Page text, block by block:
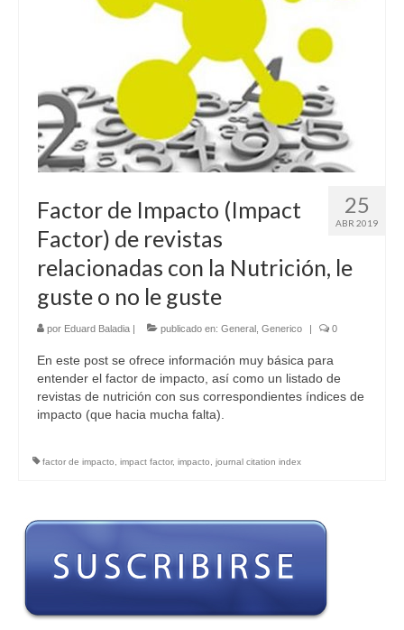
Publicaciones de interés
COMUNIDAD DE APRENDIZAJE
META-INVESTIGACIÓN
BLOG
25
ABR 2019
Factor de Impacto (Impact
Factor) de revistas
relacionadas con la Nutrición, le
guste o no le guste
por Eduard Baladia | publicado en: General Generico | 0
En este post se ofrece información muy básica para
entender el factor de impacto, así como un listado de
revistas de nutrición con sus correspondientes índices de
impacto (que hacia mucha falta).
factor de impacto impact factor, impacto journal citation index